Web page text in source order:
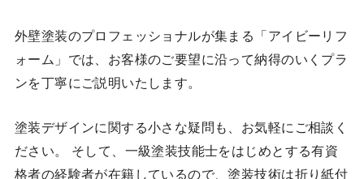
外壁塗装のプロフェッショナルが集まる「アイビーリフ
ォーム」では、お客様のご要望に沿って納得のいくプラ
ンを丁寧にご説明いたします。
塗装デザインに関する小さな疑問も、お気軽にご相談く
ださい。 そして、一級塗装技能士をはじめとする有資
格者の経験者が在籍しているので、塗装技術は折り紙付